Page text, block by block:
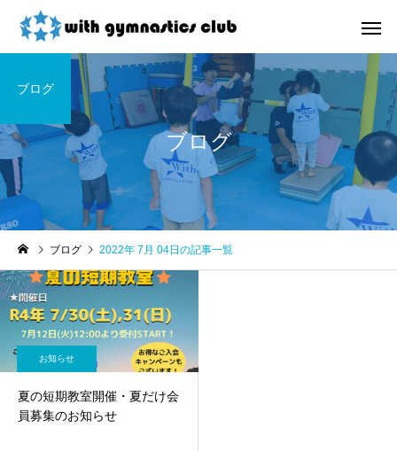
お知らせ
令和8年度未就園児クラス
未分類
ウィズ体操クラブ技紹
ブログ
ブログ
ブログ 2022年 7月 04日の記事一覧
お知らせ
夏の短期教室開催・夏だけ会
員募集のお知らせ